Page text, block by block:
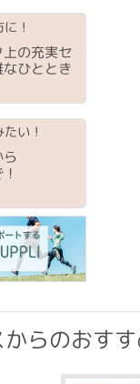
！
の充実セ
ひととき
い！
らのおす